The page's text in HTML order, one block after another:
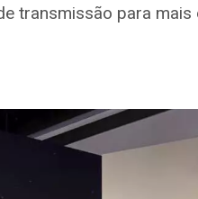
transmissão para